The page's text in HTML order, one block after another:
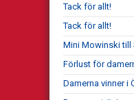
Tack för allt!
Tack för allt!
Mini Mowinski till
Förlust för
Damerna vinner i